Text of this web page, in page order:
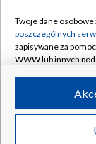
Rada
System NOS
Informacje o
Program dla
Twoje dane
poszczególnych
zapisywane za
WWW lub innych
ruchu w Internecie.
Twoje dane
poszczególnych